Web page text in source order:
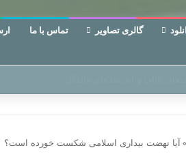
گالری تصاویر تماس با ما
آیا نهضت بیداری اسلامی شکست خورده است؟